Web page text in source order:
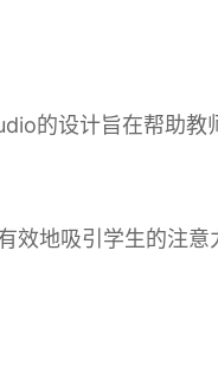
的设计旨在帮助教
效地吸引学生的注意